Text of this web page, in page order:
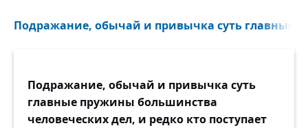
Подражание, обычай и привычка суть главные
Подражание, обычай и привычка суть
главные пружины большинства
человеческих дел, и редко кто поступает